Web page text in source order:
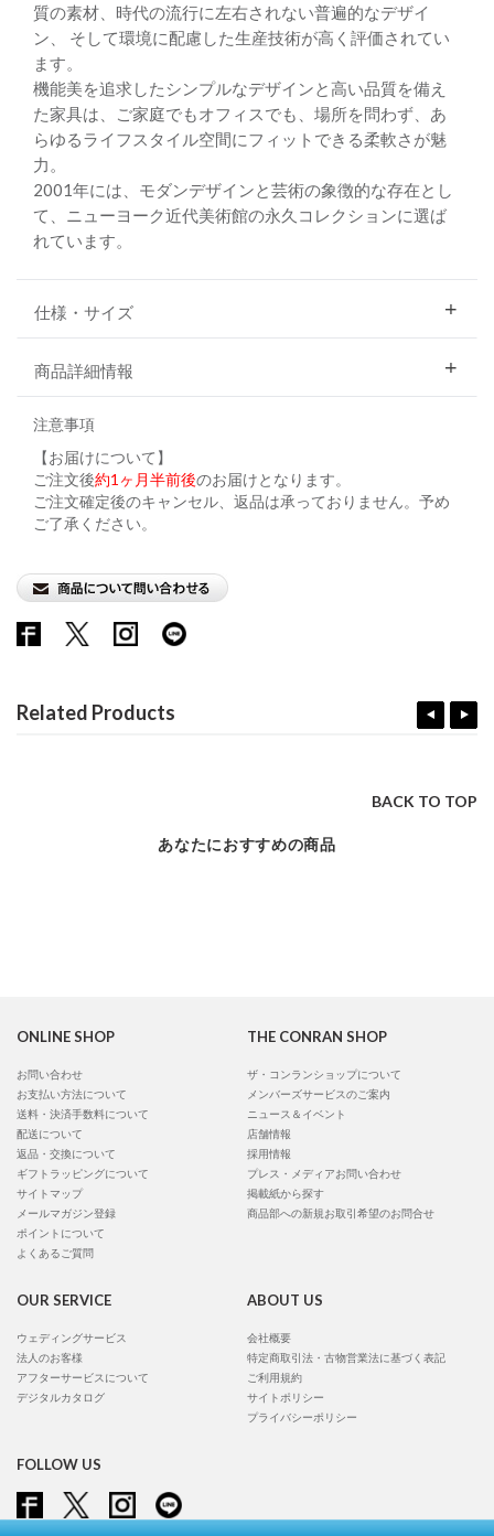
質の素材、時代の流行に左右されない普遍的なデザイ
ン、 そして環境に配慮した生産技術が高く評価されてい
ます。
機能美を追求したシンプルなデザインと高い品質を備え
た家具は、ご家庭でもオフィスでも、場所を問わず、あ
らゆるライフスタイル空間にフィットできる柔軟さが魅
力。
2001年には、モダンデザインと芸術の象徴的な存在とし
て、ニューヨーク近代美術館の永久コレクションに選ば
れています。
仕様・サイズ
商品詳細情報
注意事項
【お届けについて】
ご注文後約1ヶ月半前後のお届けとなります。
ご注文確定後のキャンセル、返品は承っておりません。予め
ご了承ください。
Related Products
BACK TO TOP
あなたにおすすめの商品
ONLINE SHOP
お問い合わせ
お支払い方法について
送料・決済手数料について
配送について
返品・交換について
ギフトラッピングについて
サイトマップ
メールマガジン登録
ポイントについて
よくあるご質問
THE CONRAN SHOP
ザ・コンランショップについて
メンバーズサービスのご案内
ニュース＆イベント
店舗情報
採用情報
プレス・メディアお問い合わせ
掲載紙から探す
商品部への新規お取引希望のお問合せ
OUR SERVICE
ウェディングサービス
法人のお客様
アフターサービスについて
デジタルカタログ
ABOUT US
会社概要
特定商取引法・古物営業法に基づく表記
ご利用規約
サイトポリシー
プライバシーポリシー
FOLLOW US